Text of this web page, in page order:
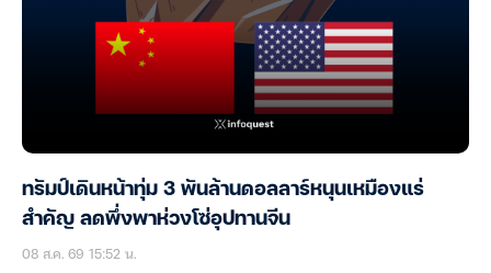
ทรัมป์เดินหน้าทุ่ม 3 พันล้านดอลลาร์หนุนเหมืองแร่
สำคัญ ลดพึ่งพาห่วงโซ่อุปทานจีน
08 ส.ค. 69 15:52 น.